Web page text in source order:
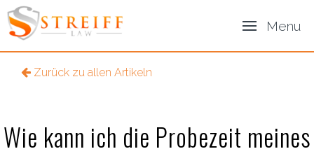
Menu
Zurück zu allen Artikeln
Wie kann ich die Probezeit meines